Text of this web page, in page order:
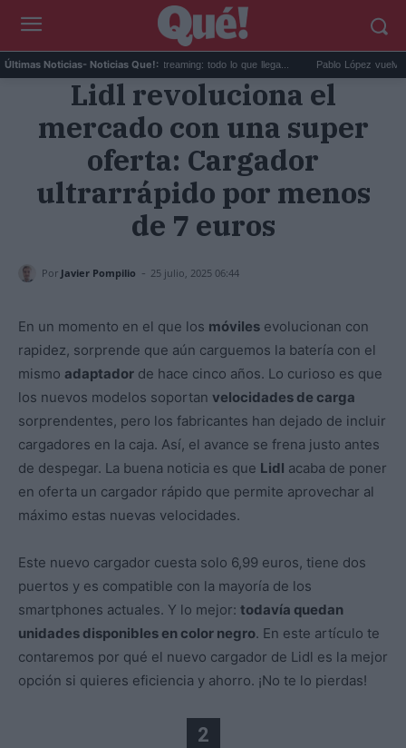
Últimas Noticias- Noticias Que!:
Estrenos de agosto en streaming: todo lo que llega... Pablo López vuelve
Lidl revoluciona el
mercado con una super
oferta: Cargador
ultrarrápido por menos
de 7 euros
Por Javier Pompilio - 25 julio, 2025 06:44
En un momento en el que los móviles evolucionan con
rapidez, sorprende que aún carguemos la batería con el
mismo adaptador de hace cinco años. Lo curioso es que
los nuevos modelos soportan velocidades de carga
sorprendentes, pero los fabricantes han dejado de incluir
cargadores en la caja. Así, el avance se frena justo antes
de despegar. La buena noticia es que Lidl acaba de poner
en oferta un cargador rápido que permite aprovechar al
máximo estas nuevas velocidades.
Este nuevo cargador cuesta solo 6,99 euros, tiene dos
puertos y es compatible con la mayoría de los
smartphones actuales. Y lo mejor: todavía quedan
unidades disponibles en color negro. En este artículo te
contaremos por qué el nuevo cargador de Lidl es la mejor
opción si quieres eficiencia y ahorro. ¡No te lo pierdas!
2